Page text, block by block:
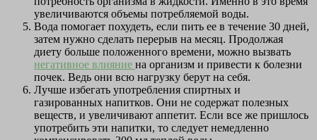
увеличиваются объемы потребляемой воды.
Вода помогает похудеть, если пить ее в течение 30 дней,
затем нужно сделать перерыв на месяц. Продолжая
диету больше положенного времени, можно вызвать
негативное влияние на организм и привести к болезни
почек. Ведь они всю нагрузку берут на себя.
Лучше избегать употребления спиртных и
газированных напитков. Они не содержат полезных
веществ, и увеличивают аппетит. Если все же пришлось
употребить эти напитки, то следует немедленно